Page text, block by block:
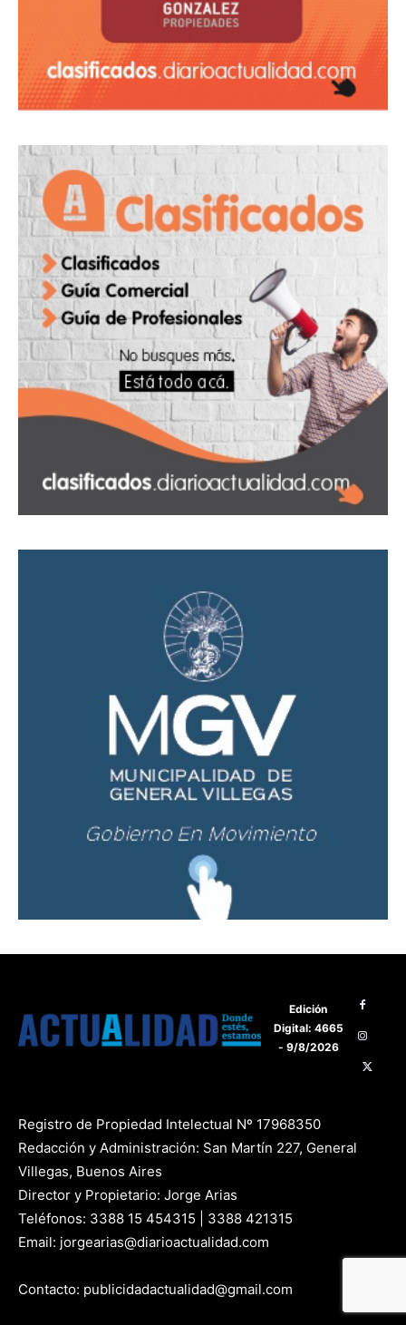
Edición
Digital: 4665
- 9/8/2026
Registro de Propiedad Intelectual Nº 17968350
Redacción y Administración: San Martín 227, General
Villegas, Buenos Aires
Director y Propietario: Jorge Arias
Teléfonos: 3388 15 454315 | 3388 421315
Email: jorgearias@diarioactualidad.com
Contacto: publicidadactualidad@gmail.com